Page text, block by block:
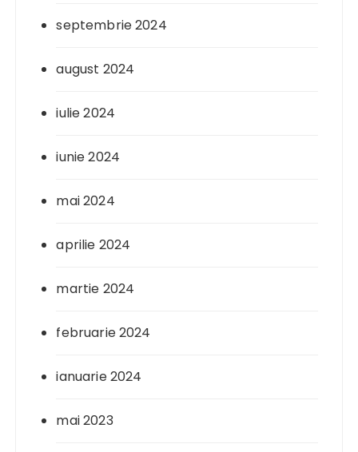
septembrie 2024
august 2024
iulie 2024
iunie 2024
mai 2024
aprilie 2024
martie 2024
februarie 2024
ianuarie 2024
mai 2023